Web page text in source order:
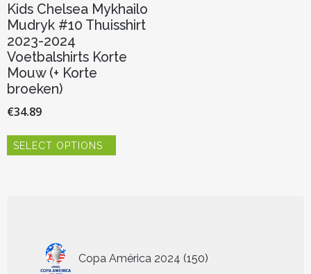
Kids Chelsea Mykhailo
Mudryk #10 Thuisshirt
2023-2024
Voetbalshirts Korte
Mouw (+ Korte
broeken)
€34.89
SELECT OPTIONS
worden
Copa América 2024 150
producten